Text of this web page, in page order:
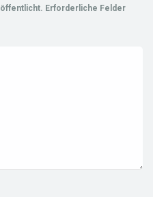
Erforderliche Felder